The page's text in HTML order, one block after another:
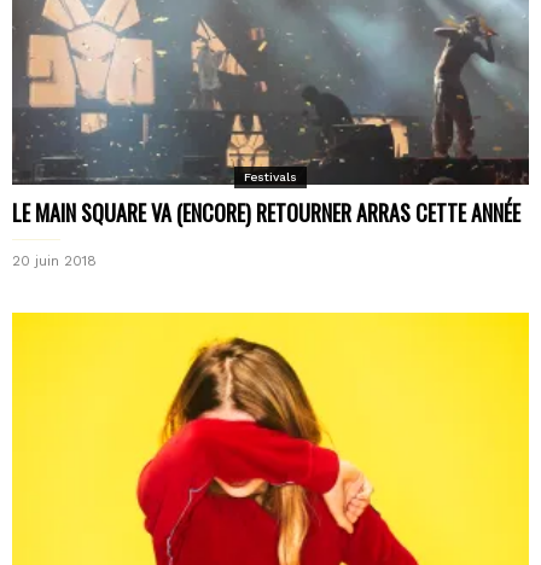
Festivals
LE MAIN SQUARE VA (ENCORE) RETOURNER ARRAS CETTE ANNÉE
20 juin 2018